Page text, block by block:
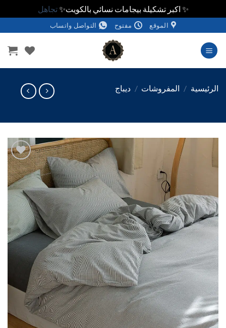
✨ اكبر تشكيلة بيجامات نسائي بالكويت✨تجاهل
الموقع مفتوح التواصل واتساب
/ المفروشات / ديباج
اضف
الي
المفضلة